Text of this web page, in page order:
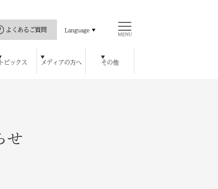
よくあるご質問 Language
MENU
ジェクト
トピックス
ウス オンラインショップ
メディアの方へ その他
せ